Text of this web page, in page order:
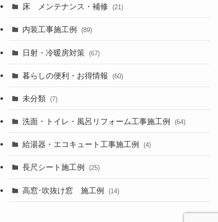
床 メンテナンス・補修 (21)
内装工事施工例 (89)
日射・冷暖房対策 (67)
暮らしの便利・お得情報 (60)
未分類 (7)
洗面・トイレ・風呂リフォーム工事施工例 (64)
給湯器・エコキュート工事施工例 (4)
長尺シート施工例 (25)
高窓･吹抜け窓 施工例 (14)